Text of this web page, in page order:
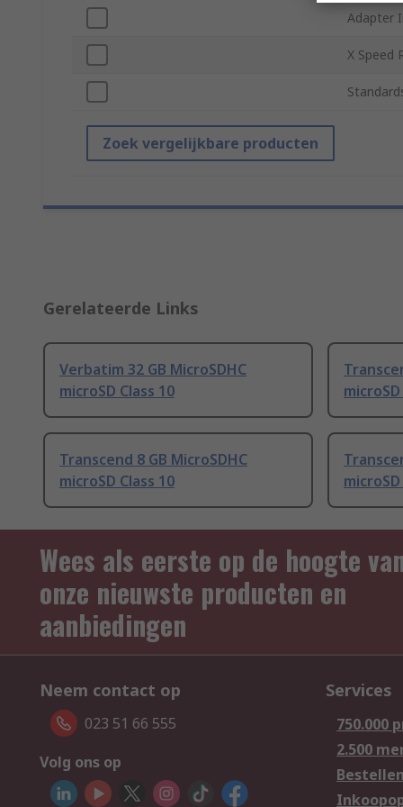
Adapter
X Speed
Zoek vergelijkbare producten
Gerelateerde Links
Verbatim 32 GB MicroSDHC
microSD Class 10
Transcend 8 GB MicroSDHC
microSD Class 10
microSD
Wees als eerste op de hoogte
onze nieuwste producten en
aanbiedingen
Neem contact op
023 51 66 555
Volg ons op
Services
750.000
2.500
Bestellen